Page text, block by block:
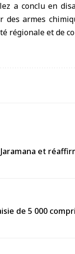
a conclu en
des armes
régionale et de
et
de 5 000